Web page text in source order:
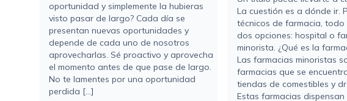
oportunidad y simplemente la hubieras
visto pasar de largo? Cada día se
presentan nuevas oportunidades y
depende de cada uno de nosotros
aprovecharlas. Sé proactivo y aprovecha
el momento antes de que pase de largo.
No te lamentes por una oportunidad
perdida [...]
La cuestión es a dónde ir.
técnicos de farmacia, todo
dos opciones: hospital o
minorista. ¿Qué es la
Las farmacias minoristas
farmacias que se
tiendas de comestibles y
Estas farmacias dispensan